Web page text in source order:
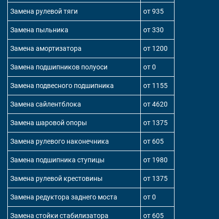
Замена рулевой тяги от 935
Замена пыльника от 330
Замена амортизатора от 1200
Замена подшипников полуоси от 0
Замена подвесного подшипника от 1155
Замена сайлентблока от 4620
Замена шаровой опоры от 1375
Замена рулевого наконечника от 605
Замена подшипника ступицы от 1980
Замена рулевой крестовины от 1375
Замена редуктора заднего моста от 0
Замена стойки стабилизатора от 605